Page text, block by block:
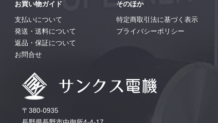
お買い物ガイド
支払いについて
発送・送料について
返品・保証について
お問合せ
そのほか
特定商取引法に基づく表示
プライバシーポリシー
〒380-0935